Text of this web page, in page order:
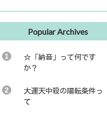
Popular Archives
☆「納音」って何です
か？
大運天中殺の陽転条件っ
て